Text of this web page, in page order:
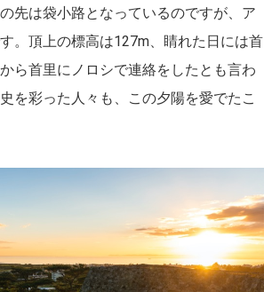
先は袋小路となっているのですが、ア
。頂上の標高は127m、睛れた日には首
ら首里にノロシで連絡をしたとも言わ
を彩った人々も、この夕陽を愛でたこ